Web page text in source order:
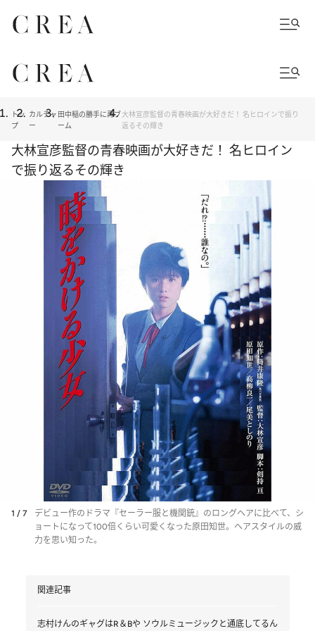
トッ
プ
カルチャ
ー
田中稲の勝手に再ブ
ーム
大林宣彦監督の青春映画が大好きだ！ 名ヒロインで振り
返るその輝き
大林宣彦監督の青春映画が大好きだ！ 名ヒロイン
で振り返るその輝き
1 / 7
デビュー作のドラマ『セーラー服と機関銃』のロングヘアに比べて、シ
ョートになって100倍くらい可愛くなった原田知世。ヘアスタイルの威
力を思い知った。
関連記事
志村けんのギャグはR＆Bや ソウルミュージックと通底してるん